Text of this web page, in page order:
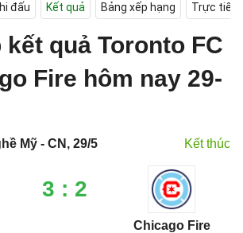
đấu Kết quả Bảng xếp hạng Trực tiếp
quả Toronto FC
Fire hôm nay 29-
Mỹ - CN, 29/5 Kết thúc
3 : 2
Chicago Fire